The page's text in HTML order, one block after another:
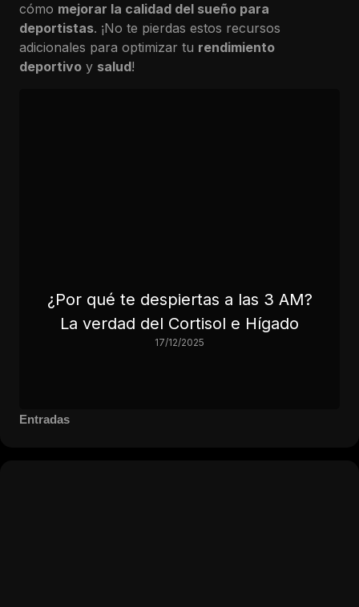
cómo mejorar la calidad del sueño para
deportistas. ¡No te pierdas estos recursos
adicionales para optimizar tu rendimiento
deportivo y salud!
¿Por qué te despiertas a las 3 AM?
La verdad del Cortisol e Hígado
17/12/2025
Entradas